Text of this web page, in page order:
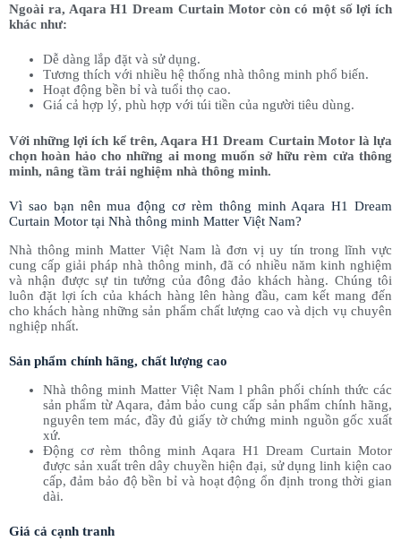
Ngoài ra, Aqara H1 Dream Curtain Motor còn có một số lợi ích
khác như:
Dễ dàng lắp đặt và sử dụng.
Tương thích với nhiều hệ thống nhà thông minh phổ biến.
Hoạt động bền bỉ và tuổi thọ cao.
Giá cả hợp lý, phù hợp với túi tiền của người tiêu dùng.
Với những lợi ích kể trên, Aqara H1 Dream Curtain Motor là lựa
chọn hoàn hảo cho những ai mong muốn sở hữu rèm cửa thông
minh, nâng tầm trải nghiệm nhà thông minh.
Vì sao bạn nên mua động cơ rèm thông minh Aqara H1 Dream
Curtain Motor tại Nhà thông minh Matter Việt Nam?
Nhà thông minh Matter Việt Nam là đơn vị uy tín trong lĩnh vực
cung cấp giải pháp nhà thông minh, đã có nhiều năm kinh nghiệm
và nhận được sự tin tưởng của đông đảo khách hàng. Chúng tôi
luôn đặt lợi ích của khách hàng lên hàng đầu, cam kết mang đến
cho khách hàng những sản phẩm chất lượng cao và dịch vụ chuyên
nghiệp nhất.
Sản phẩm chính hãng, chất lượng cao
Nhà thông minh Matter Việt Nam l phân phối chính thức các
sản phẩm từ Aqara, đảm bảo cung cấp sản phẩm chính hãng,
nguyên tem mác, đầy đủ giấy tờ chứng minh nguồn gốc xuất
xứ.
Động cơ rèm thông minh Aqara H1 Dream Curtain Motor
được sản xuất trên dây chuyền hiện đại, sử dụng linh kiện cao
cấp, đảm bảo độ bền bỉ và hoạt động ổn định trong thời gian
dài.
Giá cả cạnh tranh